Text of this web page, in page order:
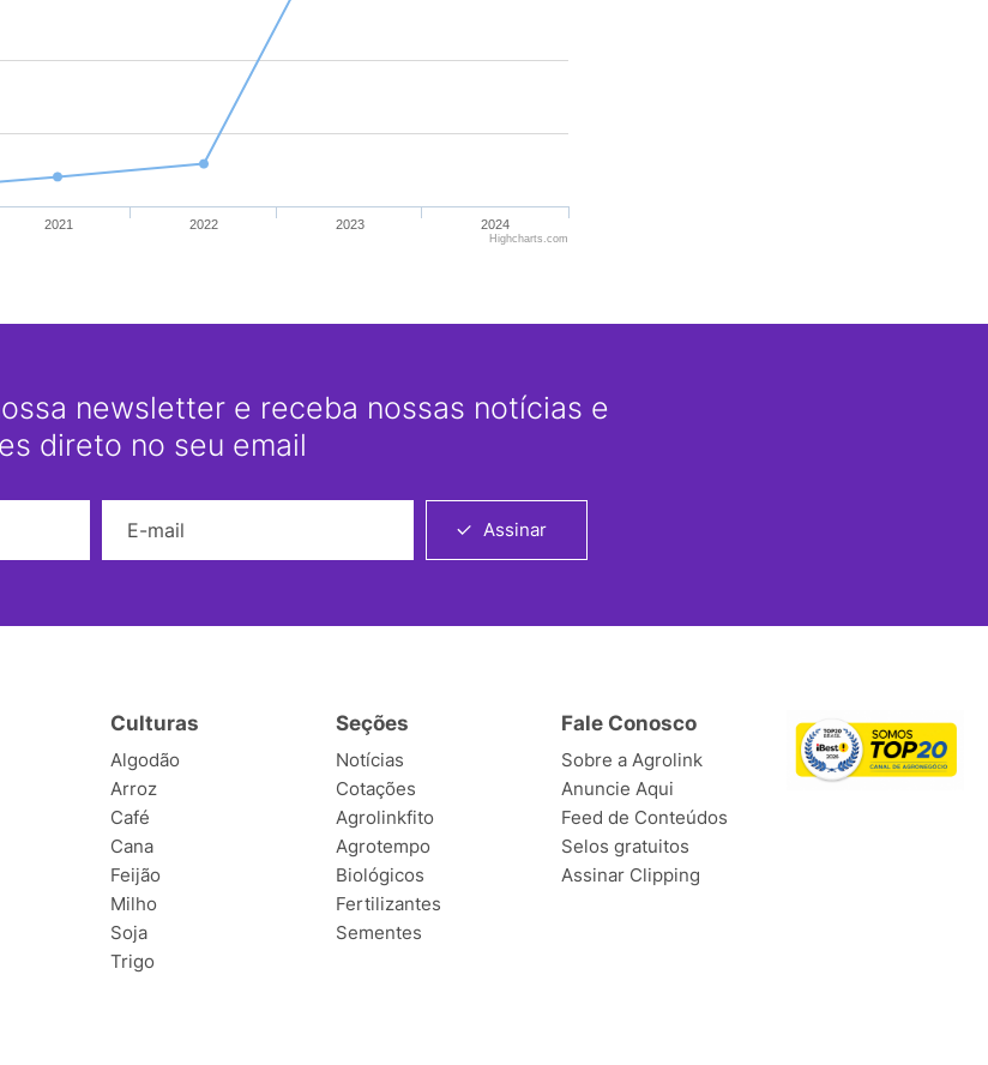
2021 2022 2023 2024
Highcharts.com
newsletter e receba nossas notícias e
direto no seu email
Assinar
Culturas
Algodão
Arroz
Café
Cana
Feijão
Milho
Soja
Trigo
Seções
Notícias
Cotações
Agrolinkfito
Agrotempo
Biológicos
Fertilizantes
Sementes
Fale Conosco
Sobre a Agrolink
Anuncie Aqui
Feed de Conteúdos
Selos gratuitos
Assinar Clipping